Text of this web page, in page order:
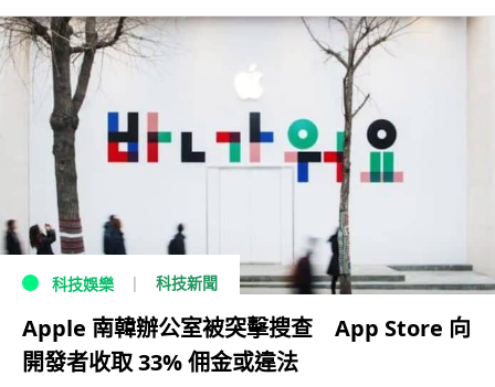
科技娛樂 科技新聞
Apple 南韓辦公室被突擊搜查 App Store 向
開發者收取 33% 佣金或違法